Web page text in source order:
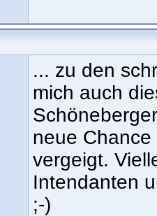
... zu den
mich auch
neue
vergeigt.
Intendanten
;-)